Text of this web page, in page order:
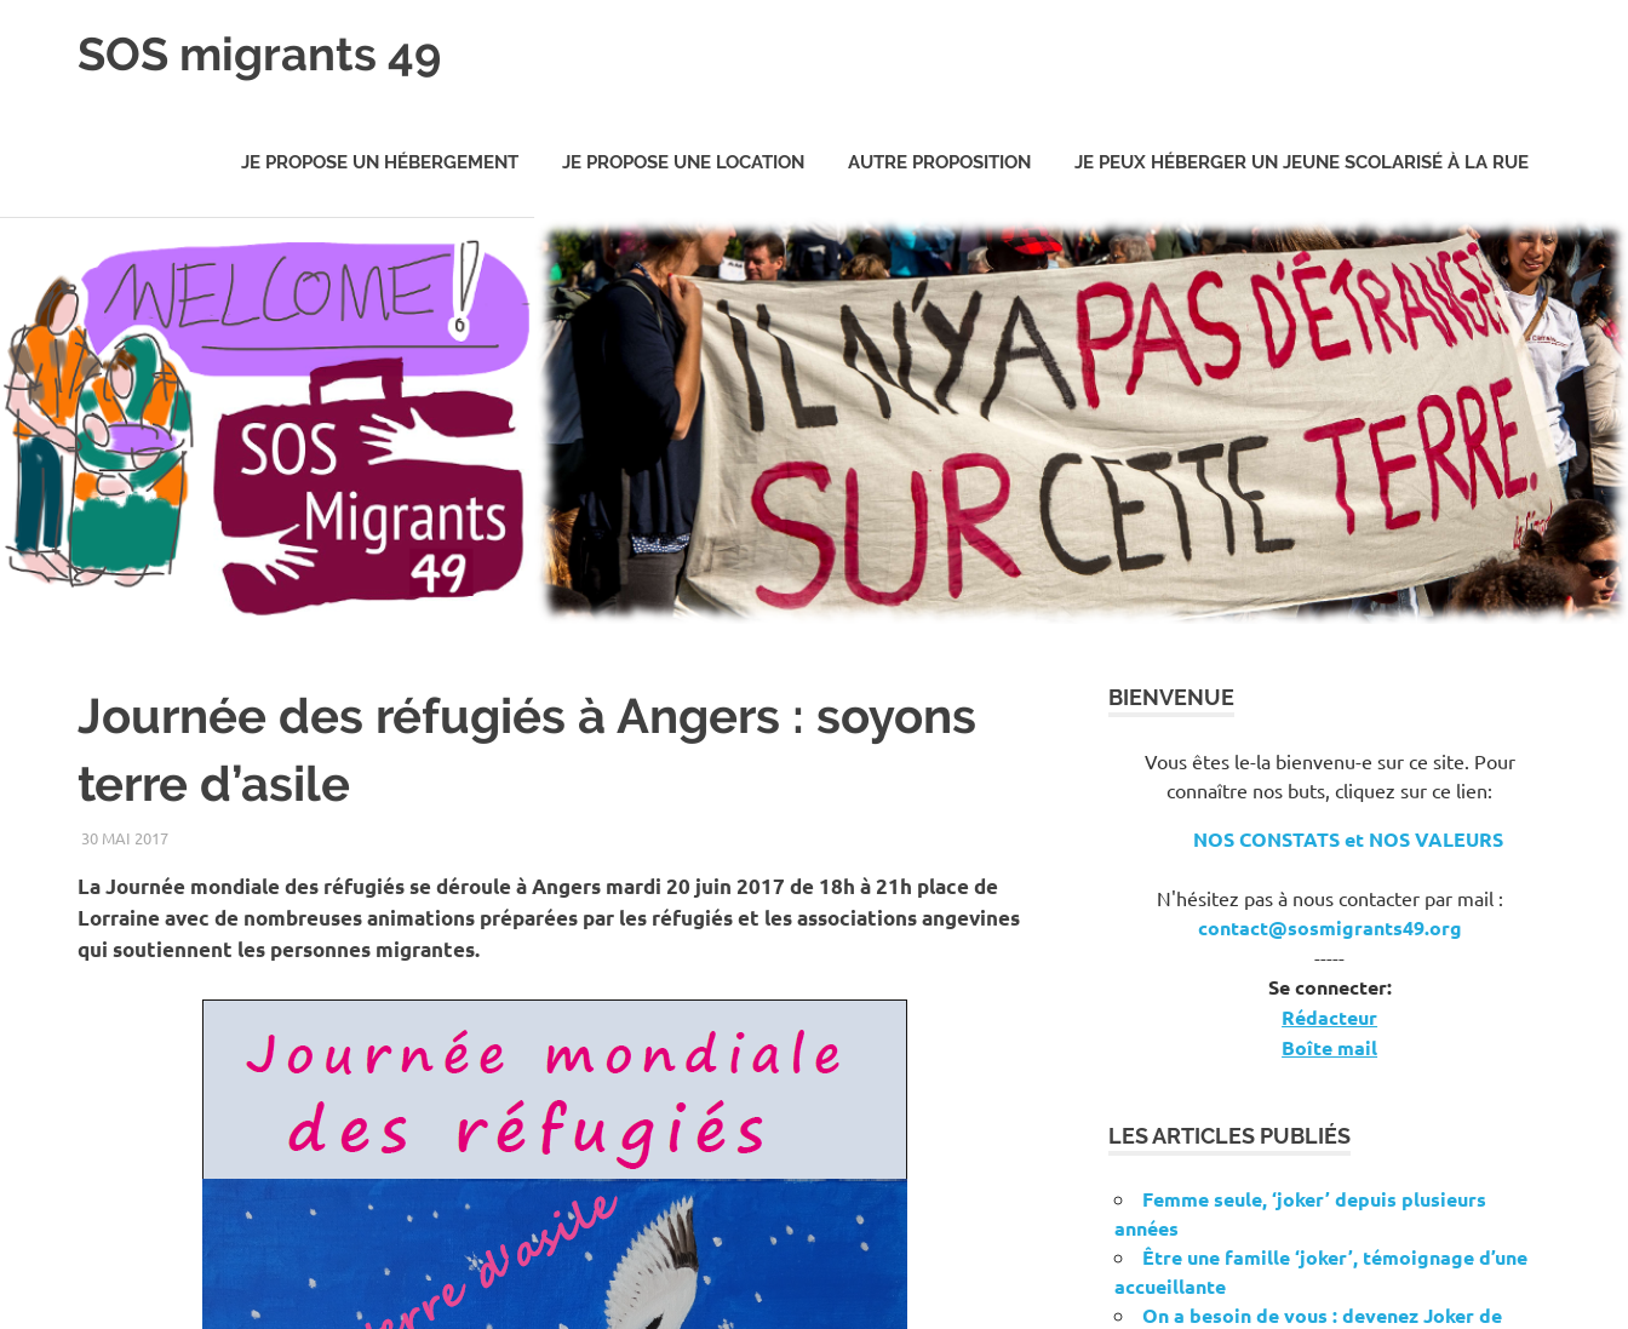
SOS migrants 49
JE PROPOSE UN HÉBERGEMENT JE PROPOSE UNE LOCATION AUTRE PROPOSITION JE PEUX HÉBERGER UN JEUNE SCOLARISÉ À LA RUE
Journée des réfugiés à Angers : soyons
terre d’asile
30 MAI 2017LDH49
UNCATEGORIZED
La Journée mondiale des réfugiés se déroule à Angers mardi 20 juin 2017 de 18h à 21h place de
Lorraine avec de nombreuses animations préparées par les réfugiés et les associations angevines
qui soutiennent les personnes migrantes.
BIENVENUE
Vous êtes le-la bienvenu-e sur ce site. Pour
connaître nos buts, cliquez sur ce lien:
NOS CONSTATS et NOS VALEURS
N'hésitez pas à nous contacter par mail :
contact@sosmigrants49.org
-----
Se connecter:
Rédacteur
Boîte mail
LES ARTICLES PUBLIÉS
Femme seule, ‘joker’ depuis plusieurs
années
Être une famille ‘joker’, témoignage d’une
accueillante
On a besoin de vous : devenez Joker de